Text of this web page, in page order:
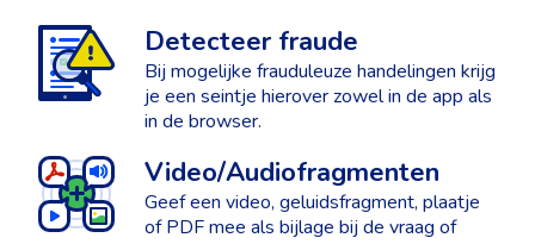
Detecteer fraude
Bij mogelijke frauduleuze handelingen krijg
je een seintje hierover zowel in de app als
in de browser.
Video/Audiofragmenten
Geef een video, geluidsfragment, plaatje
of PDF mee als bijlage bij de vraag of